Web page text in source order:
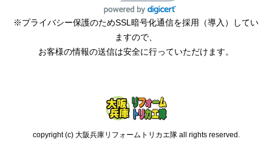
※プライバシー保護のためSSL暗号化通信を採用（導入）してい
ますので、
お客様の情報の送信は安全に行っていただけます。
copyright (c) 大阪兵庫リフォームトリカエ隊 all rights reserved.